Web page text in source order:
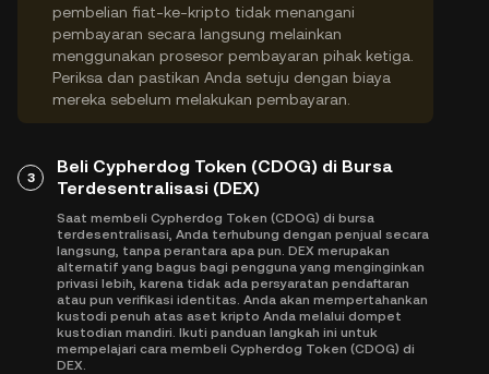
pembelian fiat-ke-kripto tidak menangani
pembayaran secara langsung melainkan
menggunakan prosesor pembayaran pihak ketiga.
Periksa dan pastikan Anda setuju dengan biaya
mereka sebelum melakukan pembayaran.
3
Beli Cypherdog Token (CDOG) di Bursa
Terdesentralisasi (DEX)
Saat membeli Cypherdog Token (CDOG) di bursa
terdesentralisasi, Anda terhubung dengan penjual secara
langsung, tanpa perantara apa pun. DEX merupakan
alternatif yang bagus bagi pengguna yang menginginkan
privasi lebih, karena tidak ada persyaratan pendaftaran
atau pun verifikasi identitas. Anda akan mempertahankan
kustodi penuh atas aset kripto Anda melalui dompet
kustodian mandiri. Ikuti panduan langkah ini untuk
mempelajari cara membeli Cypherdog Token (CDOG) di
DEX.